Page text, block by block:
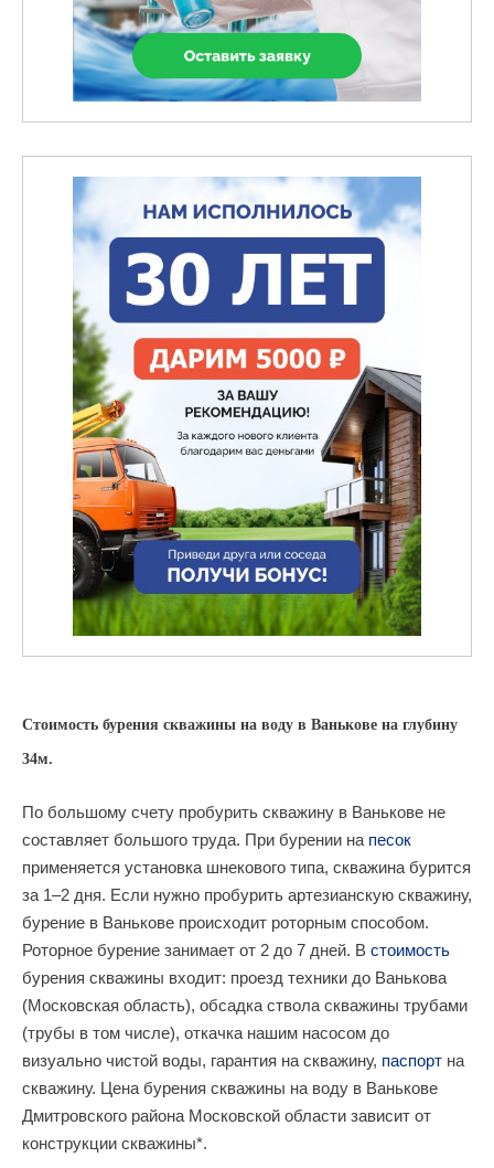
Стоимость бурения скважины на воду в Ванькове на глубину
34м.
По большому счету пробурить скважину в Ванькове не
составляет большого труда. При бурении на песок
применяется установка шнекового типа, скважина бурится
за 1–2 дня. Если нужно пробурить артезианскую скважину,
бурение в Ванькове происходит роторным способом.
Роторное бурение занимает от 2 до 7 дней. В стоимость
бурения скважины входит: проезд техники до Ванькова
(Московская область), обсадка ствола скважины трубами
(трубы в том числе), откачка нашим насосом до
визуально чистой воды, гарантия на скважину, паспорт на
скважину. Цена бурения скважины на воду в Ванькове
Дмитровского района Московской области зависит от
конструкции скважины*.